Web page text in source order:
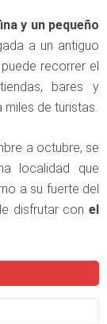
y un pequeño
a un antiguo
recorrer el
bares y
de turistas.
a octubre, se
localidad que
a su fuerte del
disfrutar con el